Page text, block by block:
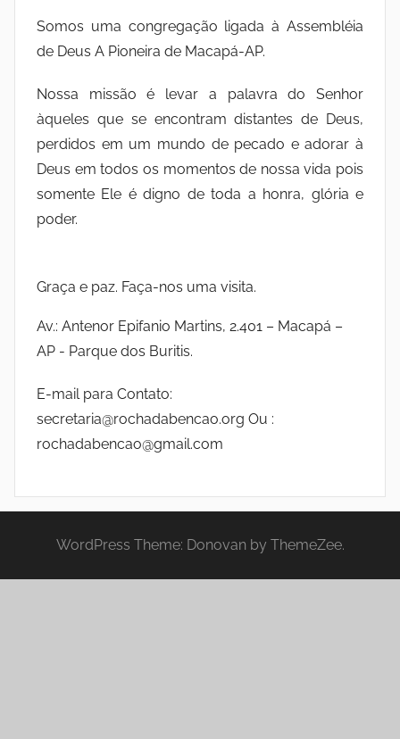
Somos uma congregação ligada à Assembléia
de Deus A Pioneira de Macapá-AP.
Nossa missão é levar a palavra do Senhor
àqueles que se encontram distantes de Deus,
perdidos em um mundo de pecado e adorar à
Deus em todos os momentos de nossa vida pois
somente Ele é digno de toda a honra, glória e
poder.
Graça e paz. Faça-nos uma visita.
Av.: Antenor Epifanio Martins, 2.401 – Macapá –
AP - Parque dos Buritis.
E-mail para Contato:
secretaria@rochadabencao.org Ou :
rochadabencao@gmail.com
WordPress Theme: Donovan by ThemeZee.